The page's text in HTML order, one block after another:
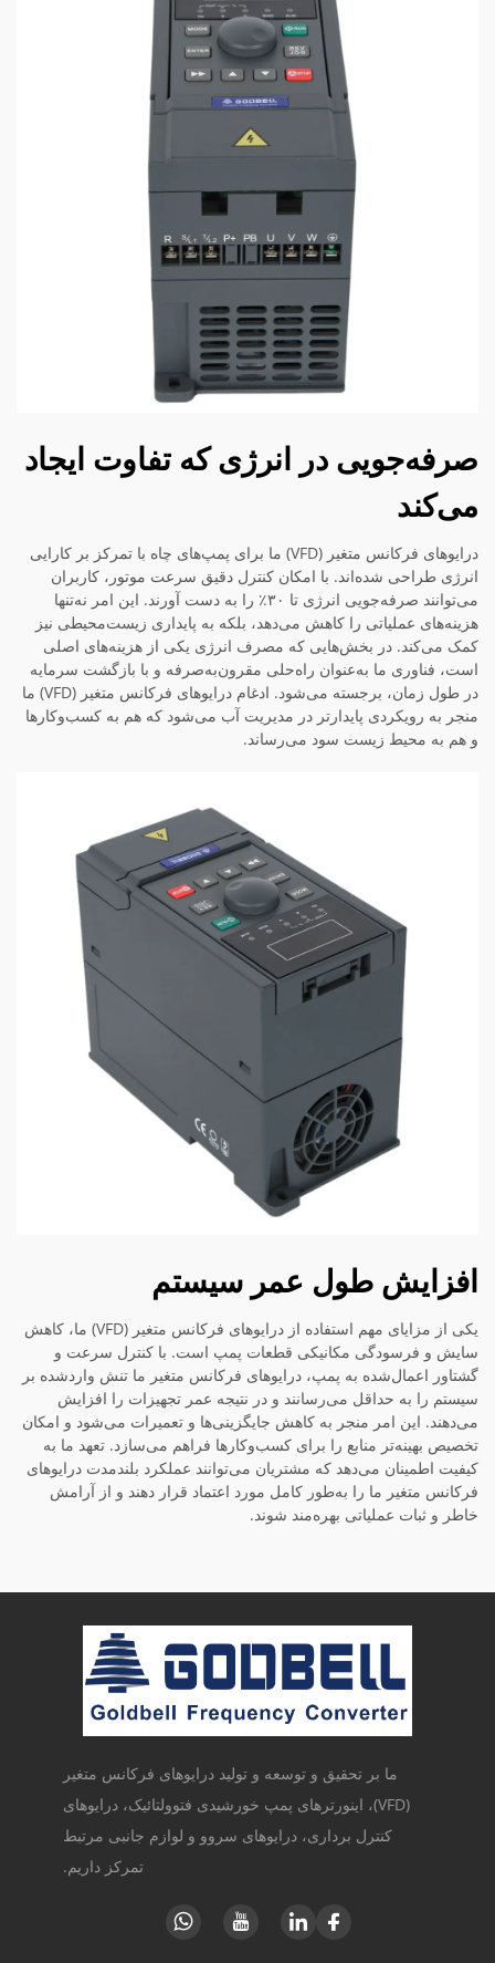
صرفه‌جویی در انرژی که تفاوت ایجاد
می‌کند
درایوهای فرکانس متغیر (VFD) ما برای پمپ‌های چاه با تمرکز بر کارایی
انرژی طراحی شده‌اند. با امکان کنترل دقیق سرعت موتور، کاربران
می‌توانند صرفه‌جویی انرژی تا ۳۰٪ را به دست آورند. این امر نه‌تنها
هزینه‌های عملیاتی را کاهش می‌دهد، بلکه به پایداری زیست‌محیطی نیز
کمک می‌کند. در بخش‌هایی که مصرف انرژی یکی از هزینه‌های اصلی
است، فناوری ما به‌عنوان راه‌حلی مقرون‌به‌صرفه و با بازگشت سرمایه
در طول زمان، برجسته می‌شود. ادغام درایوهای فرکانس متغیر (VFD) ما
منجر به رویکردی پایدارتر در مدیریت آب می‌شود که هم به کسب‌وکارها
و هم به محیط زیست سود می‌رساند.
افزایش طول عمر سیستم
یکی از مزایای مهم استفاده از درایوهای فرکانس متغیر (VFD) ما، کاهش
سایش و فرسودگی مکانیکی قطعات پمپ است. با کنترل سرعت و
گشتاور اعمال‌شده به پمپ، درایوهای فرکانس متغیر ما تنش واردشده بر
سیستم را به حداقل می‌رسانند و در نتیجه عمر تجهیزات را افزایش
می‌دهند. این امر منجر به کاهش جایگزینی‌ها و تعمیرات می‌شود و امکان
تخصیص بهینه‌تر منابع را برای کسب‌وکارها فراهم می‌سازد. تعهد ما به
کیفیت اطمینان می‌دهد که مشتریان می‌توانند عملکرد بلندمدت درایوهای
فرکانس متغیر ما را به‌طور کامل مورد اعتماد قرار دهند و از آرامش
خاطر و ثبات عملیاتی بهره‌مند شوند.
ما بر تحقیق و توسعه و تولید درایوهای فرکانس متغیر
(VFD)، اینورترهای پمپ خورشیدی فتوولتائیک، درایوهای
کنترل برداری، درایوهای سروو و لوازم جانبی مرتبط
تمرکز داریم.